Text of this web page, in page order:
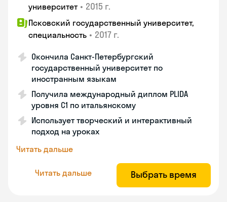
университет • 2015 г.
Псковский государственный университет,
специальность • 2017 г.
Окончила Санкт-Петербургский
государственный университет по
иностранным языкам
Получила международный диплом PLIDA
уровня С1 по итальянскому
Использует творческий и интерактивный
подход на уроках
Читать дальше
Читать дальше Выбрать время